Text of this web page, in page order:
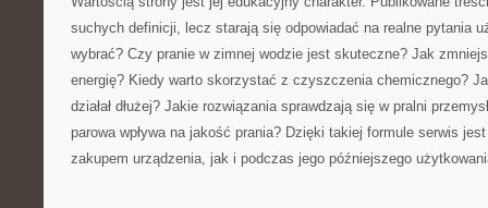
suchych definicji, lecz starają się odpowiadać na realne pytania
wybrać? Czy pranie w zimnej wodzie jest skuteczne? Jak
energię? Kiedy warto skorzystać z czyszczenia chemicznego?
działał dłużej? Jakie rozwiązania sprawdzają się w pralni
parowa wpływa na jakość prania? Dzięki takiej formule serwis
zakupem urządzenia, jak i podczas jego późniejszego